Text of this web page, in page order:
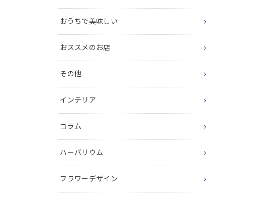
おうちで美味しい
おススメのお店
その他
インテリア
コラム
ハーバリウム
フラワーデザイン